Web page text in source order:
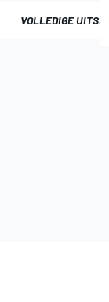
VOLLEDIGE